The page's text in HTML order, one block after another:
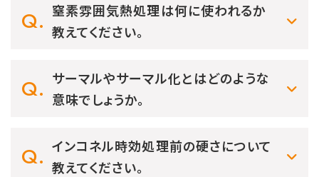
窒素雰囲気熱処理は何に使われるか
教えてください。
サーマルやサーマル化とはどのような
意味でしょうか。
インコネル時効処理前の硬さについて
教えてください。